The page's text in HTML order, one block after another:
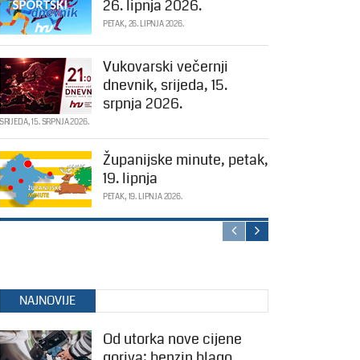
26. lipnja 2026.
PETAK, 26. LIPNJA 2026.
Vukovarski večernji
dnevnik, srijeda, 15.
srpnja 2026.
SRIJEDA, 15. SRPNJA 2026.
Županijske minute, petak,
19. lipnja
PETAK, 19. LIPNJA 2026.
NAJNOVIJE
Od utorka nove cijene